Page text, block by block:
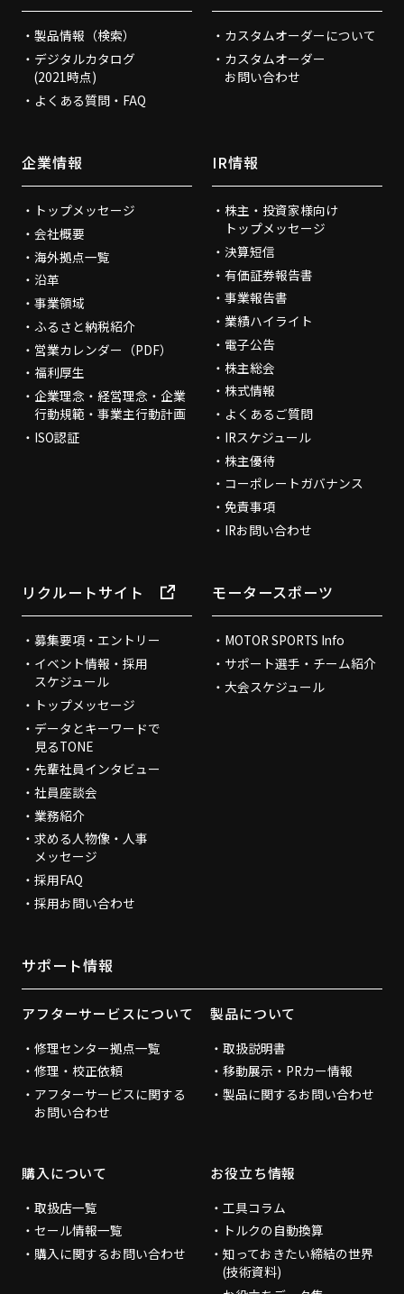
製品情報（検索）
デジタルカタログ
(2021時点)
よくある質問・FAQ
カスタムオーダーについて
カスタムオーダー
お問い合わせ
企業情報
トップメッセージ
会社概要
海外拠点一覧
沿革
事業領域
ふるさと納税紹介
営業カレンダー（PDF）
福利厚生
企業理念・経営理念・企業
行動規範・事業主行動計画
ISO認証
IR情報
株主・投資家様向け
トップメッセージ
決算短信
有価証券報告書
事業報告書
業績ハイライト
電子公告
株主総会
株式情報
よくあるご質問
IRスケジュール
株主優待
コーポレートガバナンス
免責事項
IRお問い合わせ
リクルートサイト
募集要項・エントリー
イベント情報・採用
スケジュール
トップメッセージ
データとキーワードで
見るTONE
先輩社員インタビュー
社員座談会
業務紹介
求める人物像・人事
メッセージ
採用FAQ
採用お問い合わせ
モータースポーツ
MOTOR SPORTS Info
サポート選手・チーム紹介
大会スケジュール
サポート情報
アフターサービスについて
修理センター拠点一覧
修理・校正依頼
アフターサービスに関する
お問い合わせ
製品について
取扱説明書
移動展示・PRカー情報
製品に関するお問い合わせ
購入について
取扱店一覧
セール情報一覧
購入に関するお問い合わせ
お役立ち情報
工具コラム
トルクの自動換算
知っておきたい締結の世界
(技術資料)